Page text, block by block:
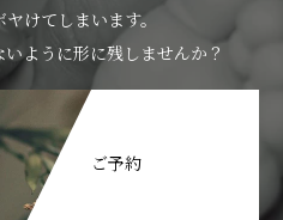
けてしまいます。
ように形に残しませんか？
ご予約